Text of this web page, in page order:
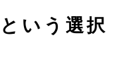
いう選択